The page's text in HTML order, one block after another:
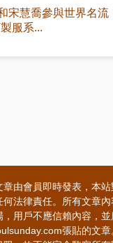
宋慧喬參與世界名
服系...
由會員即時發表，本
法律責任。所有文章
，用戶不應信賴內容，
張貼的文